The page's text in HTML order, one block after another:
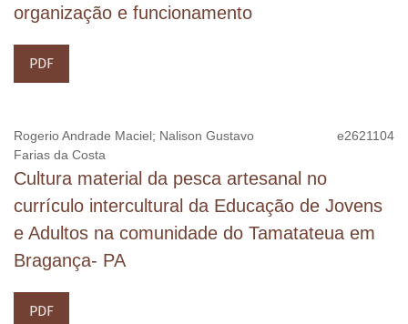
DOI: https://doi.org/10.36556/eol
organização e funcionamento
PDF
Rogerio Andrade Maciel; Nalison Gustavo
Farias da Costa
e2621104
Cultura material da pesca artesanal no
currículo intercultural da Educação de Jovens
e Adultos na comunidade do Tamatateua em
Bragança- PA
PDF